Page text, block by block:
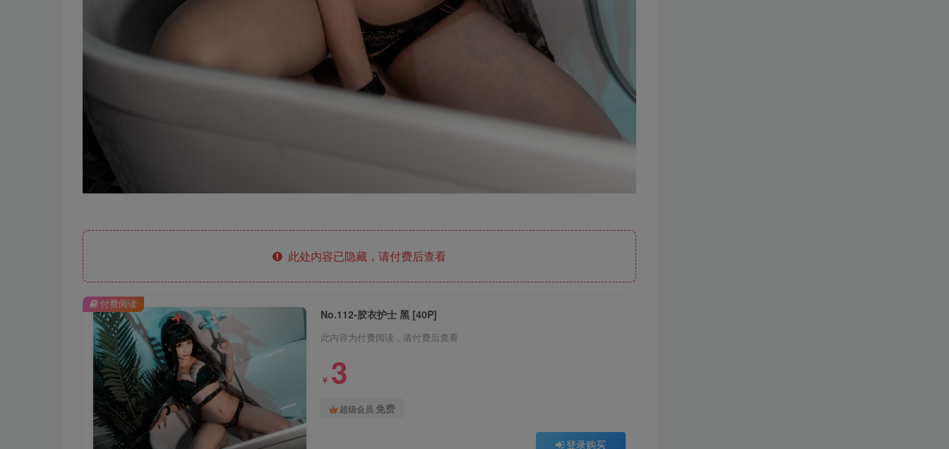
此处内容已隐藏，请付费后查看
No.112-胶衣护士 黑 [40P]
此内容为付费阅读，请付费后查看
￥ 3
超级会员 免费
登录购买
付费阅读